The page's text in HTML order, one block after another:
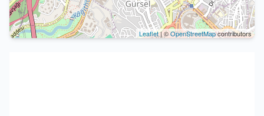
Leaflet| ©OpenStreetMapcontributors